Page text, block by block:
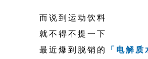
而说到运动饮料
就不得不提一下
最近爆到脱销的 「电解质